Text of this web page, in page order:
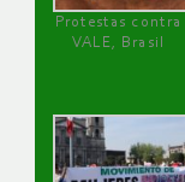
Protestas contra
VALE, Brasil